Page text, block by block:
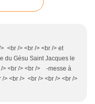
<br /> <br /> <br /> et
du Gèsu Saint Jacques le
/> <br /> <br /> -messe à
> <br /> <br /> <br /> <br />